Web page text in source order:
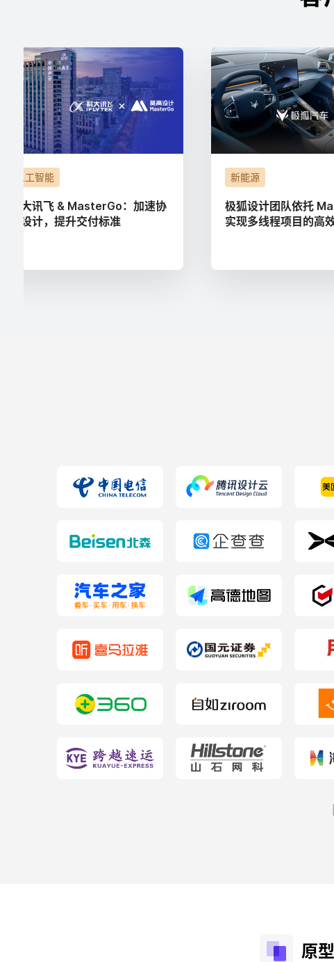
人工智能
科大讯飞 & MasterGo：加速协
同设计，提升交付标准
新能源
极狐设计团队依托
实现多线程项目的高
原